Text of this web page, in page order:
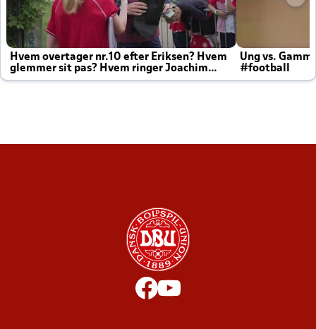
Hvem overtager nr.10 efter Eriksen? Hvem
glemmer sit pas? Hvem ringer Joachim
altid til efter kampe?
Ung vs.
#football